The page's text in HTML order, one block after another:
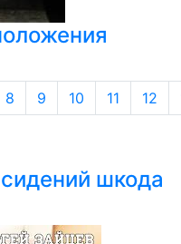
8 9 10 11 12
шкода